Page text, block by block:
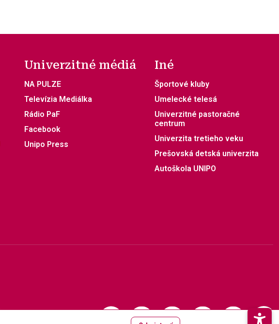
Univerzitné médiá
NA PULZE
Televízia Mediálka
Rádio PaF
Facebook
Unipo Press
Iné
Športové kluby
Umelecké telesá
Univerzitné pastoračné
centrum
Univerzita tretieho veku
Prešovská detská univerzita
Autoškola UNIPO